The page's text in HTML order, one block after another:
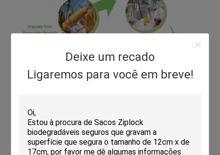
Deixe um recado
Ligaremos para você em breve!